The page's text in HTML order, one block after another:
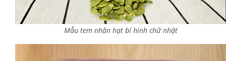
Mẫu tem nhãn hạt bí hình chữ nhật